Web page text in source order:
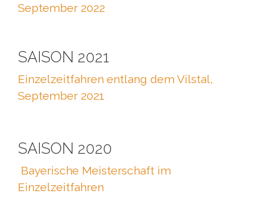
September 2022
SAISON 2021
Einzelzeitfahren entlang dem Vilstal,
September 2021
SAISON 2020
Bayerische Meisterschaft im
Einzelzeitfahren